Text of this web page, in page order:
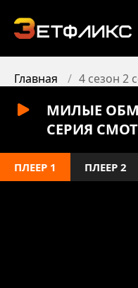
Главная 4 сезон 2
МИЛЫЕ
СЕРИЯ
ПЛЕЕР 1 ПЛЕЕР 2